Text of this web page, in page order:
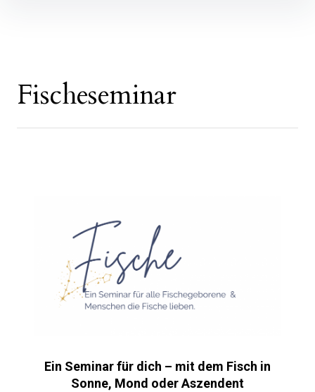
Fischeseminar
Ein Seminar für dich – mit dem Fisch in
Sonne, Mond oder Aszendent